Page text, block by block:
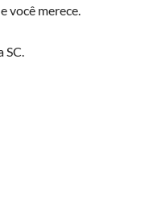
você merece.